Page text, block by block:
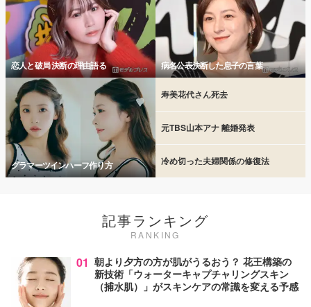
恋人と破局 決断の理由語る 病名公表決断した息子の言葉
グラマーツインハーフ作り方
寿美花代さん死去
元TBS山本アナ 離婚発表
冷め切った夫婦関係の修復法
記事ランキング
RANKING
01 朝より夕方の方が肌がうるおう？ 花王構築の
新技術「ウォーターキャプチャリングスキン
（捕水肌）」がスキンケアの常識を変える予感